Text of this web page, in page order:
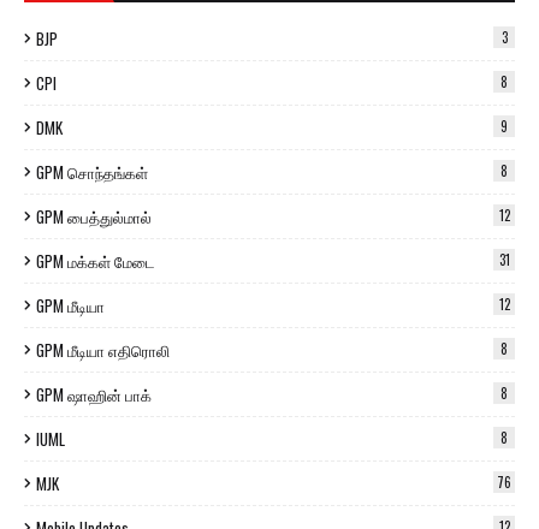
BJP 3
CPI 8
DMK 9
GPM சொந்தங்கள் 8
GPM பைத்துல்மால் 12
GPM மக்கள் மேடை 31
GPM மீடியா 12
GPM மீடியா எதிரொலி 8
GPM ஷாஹின் பாக் 8
IUML 8
MJK 76